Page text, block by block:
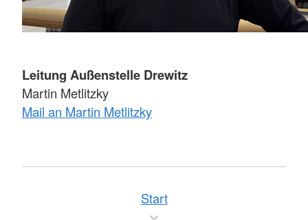
Leitung Außenstelle Drewitz
Martin Metlitzky
Mail an Martin Metlitzky
Start